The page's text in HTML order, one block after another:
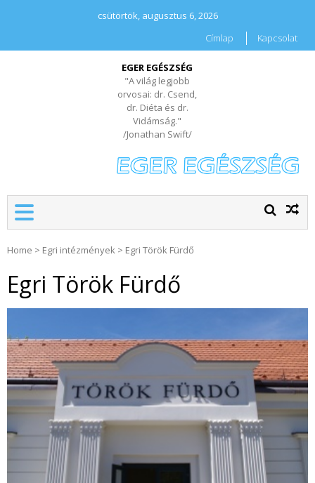
csütörtök, augusztus 6, 2026
Címlap
Kapcsolat
EGER EGÉSZSÉG
"A világ legjobb
orvosai: dr. Csend,
dr. Diéta és dr.
Vidámság."
/Jonathan Swift/
Home > Egri intézmények > Egri Török Fürdő
Egri Török Fürdő